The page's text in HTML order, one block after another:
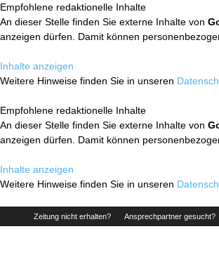
Empfohlene redaktionelle Inhalte
An dieser Stelle finden Sie externe Inhalte von
anzeigen dürfen. Damit können
Inhalte anzeigen
Weitere Hinweise finden Sie in unseren
Empfohlene redaktionelle Inhalte
An dieser Stelle finden Sie externe Inhalte von
anzeigen dürfen. Damit können
Inhalte anzeigen
Weitere Hinweise finden Sie in unseren
Zeitung nicht erhalten? Ansprechpartner gesucht?